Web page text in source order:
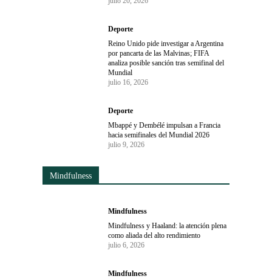
Deporte
Reino Unido pide investigar a Argentina
por pancarta de las Malvinas; FIFA
analiza posible sanción tras semifinal del
Mundial
julio 16, 2026
Deporte
Mbappé y Dembélé impulsan a Francia
hacia semifinales del Mundial 2026
julio 9, 2026
Mindfulness
Mindfulness
Mindfulness y Haaland: la atención plena
como aliada del alto rendimiento
julio 6, 2026
Mindfulness